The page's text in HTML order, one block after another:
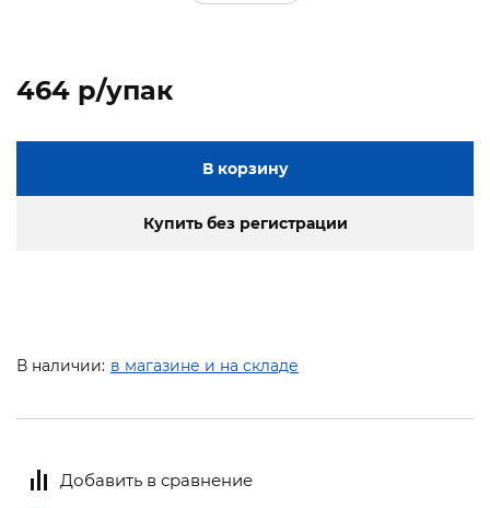
464 p/упак
В корзину
Купить без регистрации
В наличии: в магазине и на складе
Добавить в сравнение